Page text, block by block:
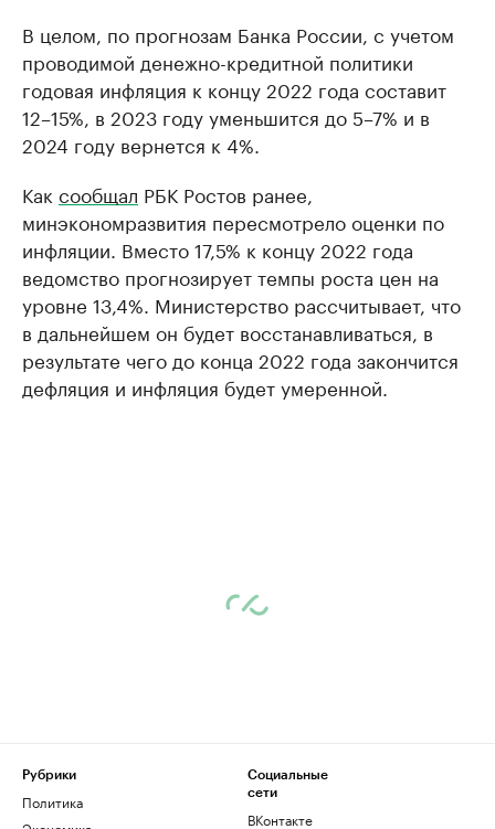
В целом, по прогнозам Банка России, с учетом
проводимой денежно-кредитной политики
годовая инфляция к концу 2022 года составит
12–15%, в 2023 году уменьшится до 5–7% и в
2024 году вернется к 4%.
Как сообщал РБК Ростов ранее,
минэкономразвития пересмотрело оценки по
инфляции. Вместо 17,5% к концу 2022 года
ведомство прогнозирует темпы роста цен на
уровне 13,4%. Министерство рассчитывает, что
в дальнейшем он будет восстанавливаться, в
результате чего до конца 2022 года закончится
дефляция и инфляция будет умеренной.
Рубрики
Политика
Социальные
сети
ВКонтакте